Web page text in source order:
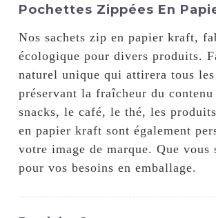
Pochettes Zippées En
Nos sachets zip en papier kraft,
écologique pour divers produits.
naturel unique qui attirera tous
préservant la fraîcheur du
snacks, le café, le thé, les
en papier kraft sont également
votre image de marque. Que
pour vos besoins en emballage.